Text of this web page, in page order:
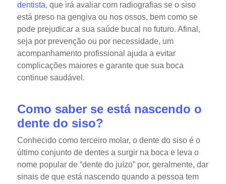
dentista, que irá avaliar com radiografias se o siso
está preso na gengiva ou nos ossos, bem como se
pode prejudicar a sua saúde bucal no futuro. Afinal,
seja por prevenção ou por necessidade, um
acompanhamento profissional ajuda a evitar
complicações maiores e garante que sua boca
continue saudável.
Como saber se está nascendo o
dente do siso?
Conhecido como terceiro molar, o dente do siso é o
último conjunto de dentes a surgir na boca e leva o
nome popular de “dente do juízo” por, geralmente, dar
sinais de que está nascendo quando a pessoa tem